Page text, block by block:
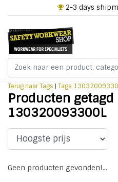
2-3 days
Terug naar Tags | Tags
Producten getagd
130320093300L
Geen producten gevonden!...